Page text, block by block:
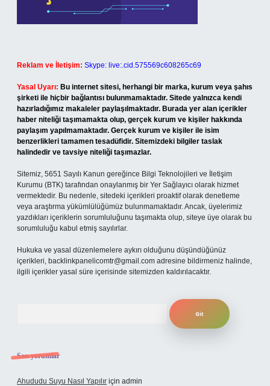
Reklam ve İletişim: Skype: live:.cid.575569c608265c69
Yasal Uyarı: Bu internet sitesi, herhangi bir marka, kurum veya şahıs
şirketi ile hiçbir bağlantısı bulunmamaktadır. Sitede yalnızca kendi
hazırladığımız makaleler paylaşılmaktadır. Burada yer alan içerikler
haber niteliği taşımamakta olup, gerçek kurum ve kişiler hakkında
paylaşım yapılmamaktadır. Gerçek kurum ve kişiler ile isim
benzerlikleri tamamen tesadüfidir. Sitemizdeki bilgiler taslak
halindedir ve tavsiye niteliği taşımazlar.
Sitemiz, 5651 Sayılı Kanun gereğince Bilgi Teknolojileri ve İletişim
Kurumu (BTK) tarafından onaylanmış bir Yer Sağlayıcı olarak hizmet
vermektedir. Bu nedenle, sitedeki içerikleri proaktif olarak denetleme
veya araştırma yükümlülüğümüz bulunmamaktadır. Ancak, üyelerimiz
yazdıkları içeriklerin sorumluluğunu taşımakta olup, siteye üye olarak bu
sorumluluğu kabul etmiş sayılırlar.
Hukuka ve yasal düzenlemelere aykırı olduğunu düşündüğünüz
içerikleri, backlinkpanelicomtr@gmail.com adresine bildirmeniz halinde,
ilgili içerikler yasal süre içerisinde sitemizden kaldırılacaktır.
Son yorumlar
Ahududu Suyu Nasıl Yapılır için admin